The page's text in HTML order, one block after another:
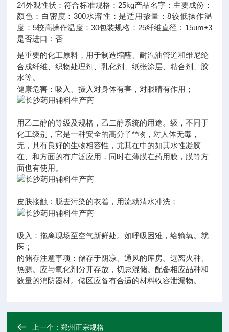
24外观性状：符合标准规格： 25kg产品名字： 主要成份：
颜色： 白 密度：300水溶性： 是适用掺量：8较低操作温
度： 5较高操作温度： 30包装规格： 25纤维直径： 15um±3
是否进口：否
是重要的化工原料，用于制造缩醛、耐汽油管道和维尼纶
合成纤维、织物处理剂、乳化剂、纸张涂层、粘合剂、胶
水等。
健康危害：吸入、摄入对身体有害，对眼睛有作用；
用乙二醇的等级及规格，乙二醇系统的用途。级，不同于
化工级别，它是一种安全的高分子**物，对人体无毒，
无，具有良好的生物相容性，尤其在中的如其水性凝胶
在、和方面的有广泛应用，同时在薄膜在药用膜，膜等方
面也有使用。
皮肤接触：脱去污染的衣着，用流动清水冲洗；
吸入：拖离现场至空气新鲜处。如呼吸困难，给输氧。就
医；
的储存注意事项：储存于阴凉、通风的库房。远离火种、
热源。应与氧化剂分开存放，切忌混储。配备相应品种和
数量的消防器材。储区应备有合适的材料收容泄漏物。
上一个：郑州正宗规格